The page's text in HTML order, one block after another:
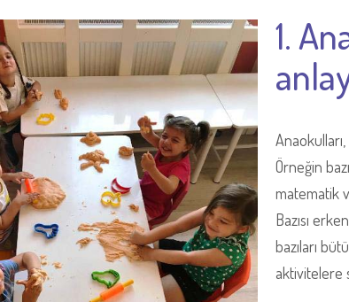
1.
Örneğin
matematik
Bazısı
bazıları
aktivitelere